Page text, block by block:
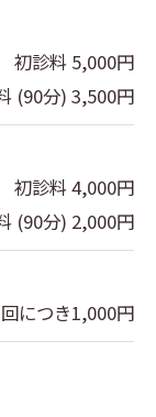
初診料 5,000円
(90分) 3,500円
初診料 4,000円
(90分) 2,000円
につき1,000円